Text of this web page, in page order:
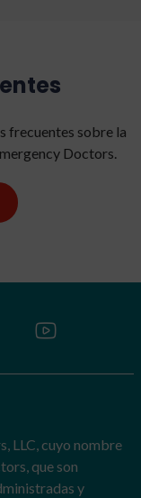
frecuentes sobre la
Doctors.
LLC, cuyo nombre
que son
y